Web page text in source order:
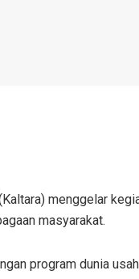
menggelar
masyarakat.
program dunia